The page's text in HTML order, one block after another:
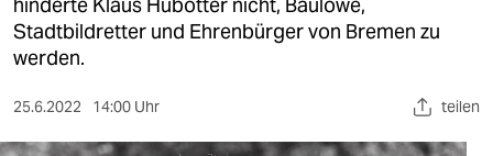
gesellschaft
kultur
sport
Stadtbildretter und Ehrenbürger von Bremen zu
werden.
25.6.2022 14:00 Uhr teilen